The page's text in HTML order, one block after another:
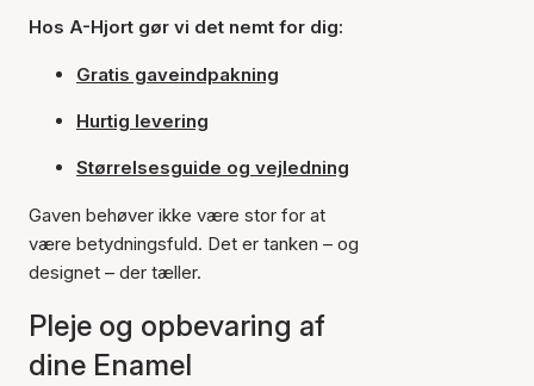
Hos A-Hjort gør vi det nemt for dig:
Gratis gaveindpakning
Hurtig levering
Størrelsesguide og vejledning
Gaven behøver ikke være stor for at
være betydningsfuld. Det er tanken – og
designet – der tæller.
Pleje og opbevaring af
dine Enamel